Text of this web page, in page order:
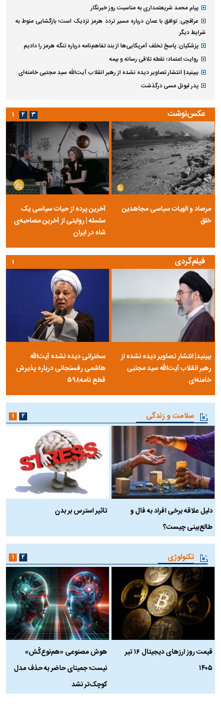
پیام محمد شریعتمداری به مناسبت روز خبرنگار
عراقچی: توافق با عمان درباره مسیر تردد هرمز نزدیک است؛ بازگشایی منوط به
شرایط دیگر
پزشکیان: پاسخ تخلف آمریکایی‌ها از بند تفاهم‌نامه درباره تنگه هرمز را دادیم
روایت اعتماد؛ نقطه تلاقی رسانه و بیمه
ببینید| انتشار تصاویر دیده نشده از رهبر انقلاب آیت‌الله سید مجتبی خامنه‌ای
پدر لیونل مسی درگذشت
عکس‌نوشت
مرصاد و الهیات سیاسی مجاهدین
خلق
آخرین پرده از حیات سیاسی یک
سلسله | روایتی از آخرین مصاحبه‌ی
شاه در ایران
۱ ۲ ۳
فیلم‌گردی
ببینید| انتشار تصاویر دیده نشده از
رهبر انقلاب آیت‌الله سید مجتبی
خامنه‌ای
سخنرانی دیده نشده آیت‌الله
هاشمی رفسنجانی درباره پذیرش
قطع نامه۵۹۸
۱
سلامت و زندگی
دلیل علاقه برخی افراد به فال و
طالع‌بینی چیست؟
تاثیر استرس بر بدن
۱ ۲
تکنولوژی
قیمت روز ارز‌های دیجیتال ۱۶ تیر
۱۴۰۵
هوش مصنوعی «هم‌نوع‌کُش»
نیست؛ جمینای حاضر به حذف مدل
کوچک‌تر نشد
۱ ۲